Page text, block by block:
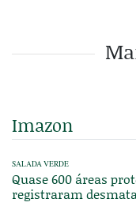
Imazon
SALADA VERDE
Quase 600 áreas
registraram